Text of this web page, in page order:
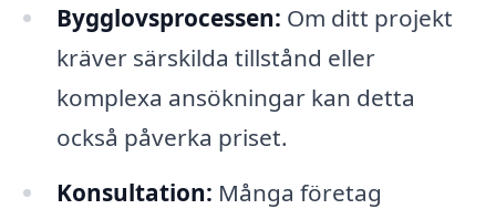
Bygglovsprocessen: Om ditt projekt
kräver särskilda tillstånd eller
komplexa ansökningar kan detta
också påverka priset.
Konsultation: Många företag